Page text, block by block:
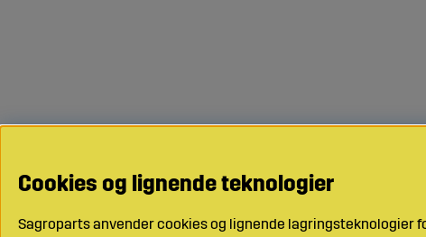
Cookies og lignende teknologier
Sagroparts anvender cookies og lignende lagringsteknologier